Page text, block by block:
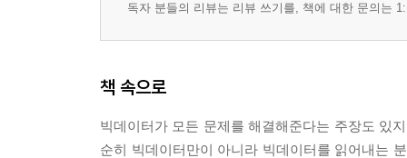
독자 분들의 리뷰는 리뷰 쓰기를, 책에 대한 문의는
책 속으로
빅데이터가 모든 문제를 해결해준다는 주장도 있
순히 빅데이터만이 아니라 빅데이터를 읽어내는